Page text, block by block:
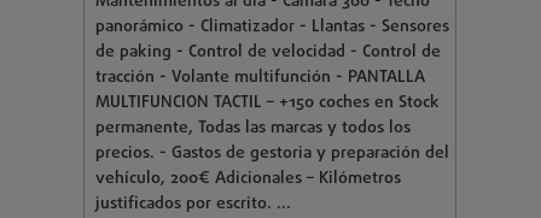
panorámico - Climatizador - Llantas - Sensores
de paking - Control de velocidad - Control de
tracción - Volante multifunción - PANTALLA
MULTIFUNCION TACTIL – +150 coches en Stock
permanente, Todas las marcas y todos los
precios. - Gastos de gestoria y preparación del
vehículo, 200€ Adicionales – Kilómetros
justificados por escrito. ...